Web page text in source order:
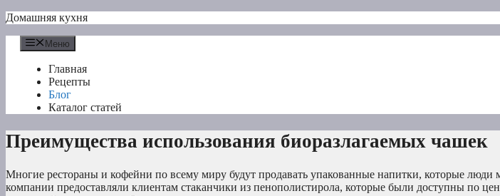
Перейти
содержимому
Домашняя кухня
Меню
Главная
Рецепты
Блог
Каталог статей
Преимущества использования биоразлагаемых чашек
Многие рестораны и кофейни по всему миру будут продавать упакованные напитки, которые люди
компании предоставляли клиентам стаканчики из пенополистирола, которые были доступны по